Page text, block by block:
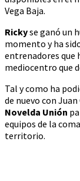
Vega Baja.
Rickyse ganó un
momento y ha
entrenadores que
mediocentro que
Tal y como ha
de nuevo con
Novelda Unión
equipos de la
territorio.